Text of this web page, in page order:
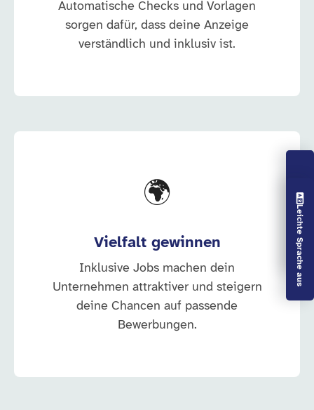
Vorlesen aus
Leichte Sprache aus
Automatische Checks und Vorlagen
sorgen dafür, dass deine Anzeige
verständlich und inklusiv ist.
🌍
Vielfalt gewinnen
Inklusive Jobs machen dein
Unternehmen attraktiver und steigern
deine Chancen auf passende
Bewerbungen.